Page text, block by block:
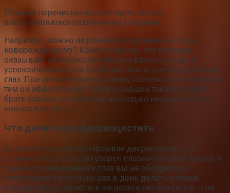
Помимо перечисленных методов, можно
воспользоваться различными отварами.
Например, можно ли ромашкой промывать глаза
новорожденному? Конечно можно, это растение
оказывает не только лечебный эффект, но еще и
успокоительный, что особенно важно при раздражении
глаз. При этом не нужно думать, что чем крепче раствор,
тем он эффективнее. Отвар ромашки также следует
брать слабый, не забывая, насколько нежные глаза у
новорожденного.
Что делать при дакриоцистите
Если ребенку диагностировали дакриоцистит, это
означает, что у него закупорен слезно-носовой проход и
одними промываниями глаз вы не обойдетесь.
Необходимо несколько раз в день делать массаж,
который будет помогать выделять скопившийся гной.